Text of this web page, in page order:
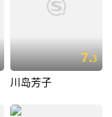
7.3
川岛芳子